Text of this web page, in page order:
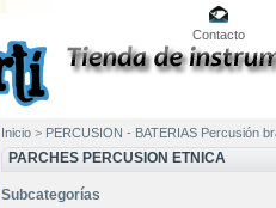
Contacto
Inicio > PERCUSION - BATERIAS Percusión
PARCHES PERCUSION ETNICA
Subcategorías